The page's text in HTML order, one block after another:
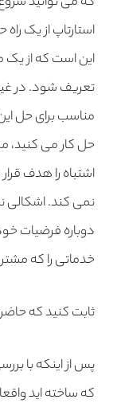
استارتاپ از یک
این است که از
تعریف شود. در
مناسب برای حل
حل کار می
اشتباه را هدف
نمی کند. اشکالی
دوباره فرضیات
خدماتی را که
ثابت کنید که
پس از اینکه با
که ساخته اید